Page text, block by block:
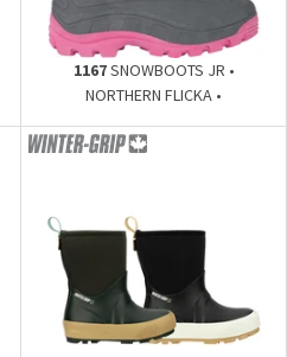
1167SNOWBOOTS JR •
NORTHERN FLICKA •